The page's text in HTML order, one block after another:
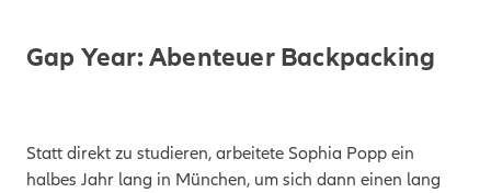
Gap Year: Abenteuer Backpacking
Statt direkt zu studieren, arbeitete Sophia Popp ein
halbes Jahr lang in München, um sich dann einen lang